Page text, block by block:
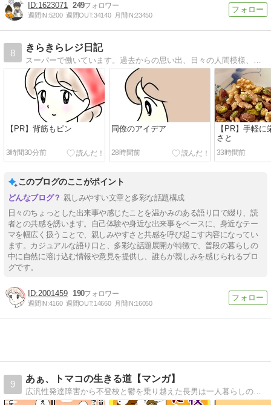
1623071 249
週間IN:5200 週間OUT:34140 月間IN:23450
8
きらきらレジ日記
【PR】背筋もピン
3時間30分前
同僚のアイデア
28時間前
【PR】手軽に
さと
33時間前
このブログのここがポイント
親しみやすい文章と多彩な話題構成
日々のちょっとした出来事や感じたことを温かみのある語り口で綴り、読
者との共感を誘います。自己体験や身近な出来事をベースに、身近なテー
マを幅広く扱うことで、親しみやすさと共感を呼び起こす内容になってい
ます。カジュアルな語り口と、多彩な話題展開が特徴で、普段の暮らしの
中に自然に溶け込む情報や意見を提供し、誰もが親しみを感じられるブロ
グです。
2001459 190
週間IN:4160 週間OUT:14660 月間IN:16050
9
あぁ、トマコの生きる道【マンガ】
広汎性発達障害から不登校と鬱を乗り越えた長男は一人暮らしの社会人二年生。ADHDを抱えた次男は社会人一年生。発達障害３兄弟を育てる母トマコの４〜１６コママンガ。